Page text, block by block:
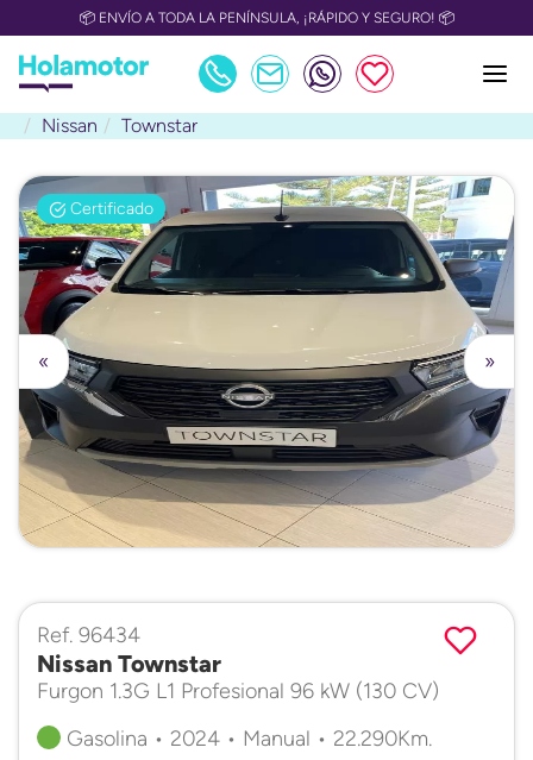
📦 ENVÍO A TODA LA PENÍNSULA, ¡RÁPIDO Y SEGURO! 📦
Nissan Townstar
Certificado
»
«
Ref. 96434
Nissan Townstar
Furgon 1.3G L1 Profesional 96 kW (130 CV)
Gasolina • 2024 • Manual • 22.290Km.